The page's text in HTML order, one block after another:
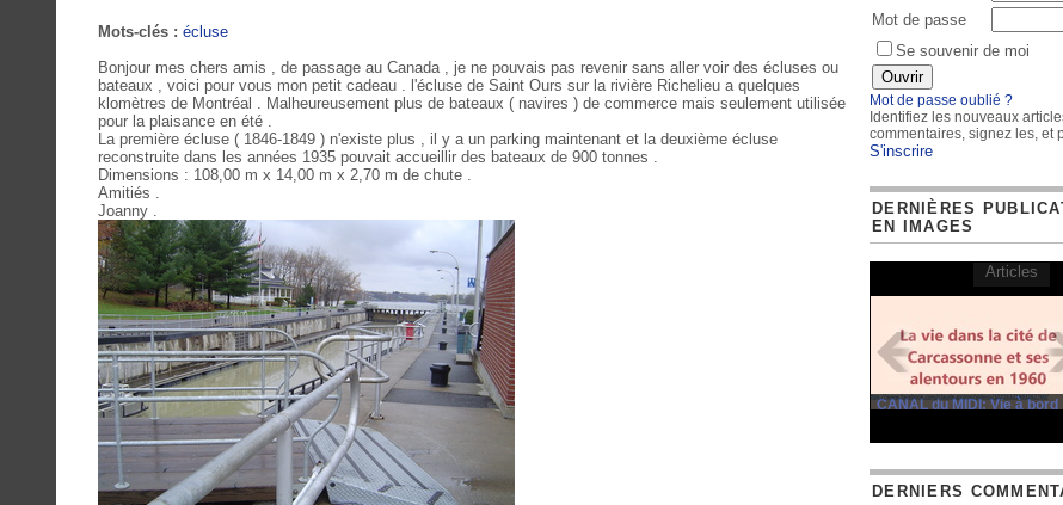
Mots-clés : écluse
Bonjour mes chers amis , de passage au Canada , je ne pouvais pas revenir sans aller voir des écluses ou
bateaux , voici pour vous mon petit cadeau . l'écluse de Saint Ours sur la rivière Richelieu a quelques
klomètres de Montréal . Malheureusement plus de bateaux ( navires ) de commerce mais seulement utilisée
pour la plaisance en été .
La première écluse ( 1846-1849 ) n'existe plus , il y a un parking maintenant et la deuxième écluse
reconstruite dans les années 1935 pouvait accueillir des bateaux de 900 tonnes .
Dimensions : 108,00 m x 14,00 m x 2,70 m de chute .
Amitiés .
Joanny .
Mot de passe
Se souvenir de moi
Mot de passe oublié ?
Identifiez les nouveaux
commentaires, signez les, et
S'inscrire
DERNIÈRES
EN IMAGES
CANAL du MIDI: Vie à bord
Articles
DERNIERS